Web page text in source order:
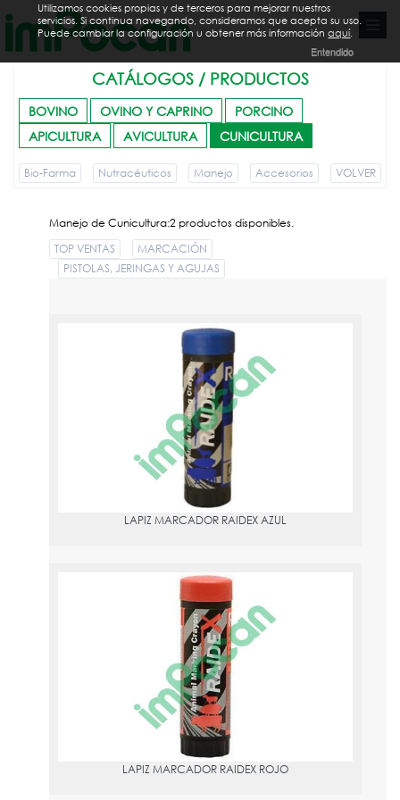
CATÁLOGOS / PRODUCTOS
BOVINO OVINO Y CAPRINO
PORCINO
APICULTURA
AVICULTURA CUNICULTURA
Bio-Farma Nutracéuticos Manejo Accesorios VOLVER
Manejo de Cunicultura:2 productos disponibles.
TOP VENTAS
MARCACIÓN
PISTOLAS, JERINGAS Y AGUJAS
LAPIZ MARCADOR RAIDEX AZUL
LAPIZ MARCADOR RAIDEX AZUL
LAPIZ MARCADOR RAIDEX ROJO
LAPIZ MARCADOR RAIDEX ROJO
Utilizamos cookies propias y de terceros para mejorar nuestros
servicios. Si continua navegando, consideramos que acepta su uso.
Puede cambiar la configuración u obtener más informaciónaquí.
Entendido